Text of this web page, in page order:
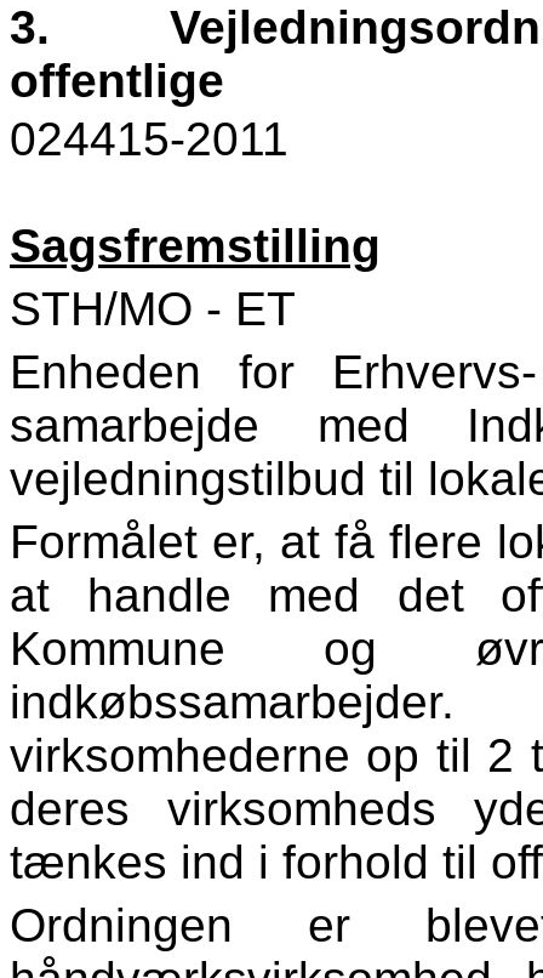
3.
offentlige
024415-2011
Sagsfremstilling
STH/MO - ET
Enheden for
samarbejde med
vejledningstilbud til
Formålet er, at få flere
at handle med det
Kommune og
virksomhederne op til 2
deres virksomheds
tænkes ind i forhold til
Ordningen er